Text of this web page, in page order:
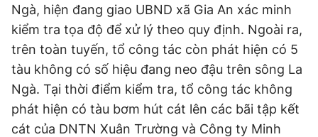
Ngà, hiện đang giao UBND xã Gia An xác minh
kiểm tra tọa độ để xử lý theo quy định. Ngoài ra,
trên toàn tuyến, tổ công tác còn phát hiện có 5
tàu không có số hiệu đang neo đậu trên sông La
Ngà. Tại thời điểm kiểm tra, tổ công tác không
phát hiện có tàu bơm hút cát lên các bãi tập kết
cát của DNTN Xuân Trường và Công ty Minh